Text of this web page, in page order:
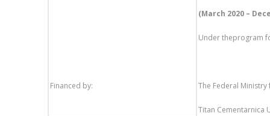
Financed by:
(March 2020 –
Under theprogram
The Federal
Titan Cementarnica